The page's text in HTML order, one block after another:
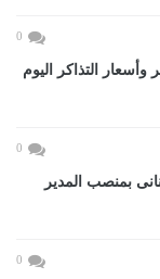
0
وأسعار التذاكر اليوم
0
بمنصب المدير
0